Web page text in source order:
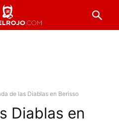
de las Diablas en Berisso
Diablas en